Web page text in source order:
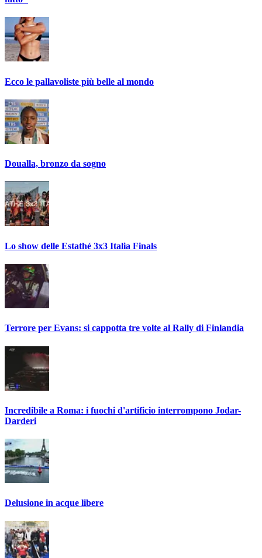
Ecco le pallavoliste più belle al mondo
Doualla, bronzo da sogno
Lo show delle Estathé 3x3 Italia Finals
Terrore per Evans: si cappotta tre volte al Rally di Finlandia
Incredibile a Roma: i fuochi d'artificio interrompono Jodar-
Darderi
Delusione in acque libere